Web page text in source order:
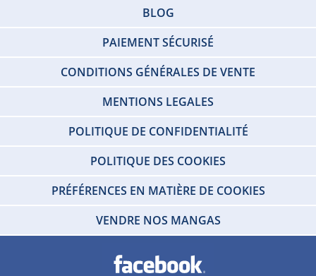
BLOG
PAIEMENT SÉCURISÉ
CONDITIONS GÉNÉRALES DE VENTE
MENTIONS LEGALES
POLITIQUE DE CONFIDENTIALITÉ
POLITIQUE DES COOKIES
PRÉFÉRENCES EN MATIÈRE DE COOKIES
VENDRE NOS MANGAS